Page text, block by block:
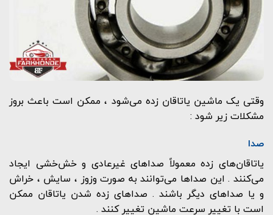
وقتی یک ماشین یاتاقان زده می‌شود ، ممکن است باعث بروز
مشکلات زیر شود :
صدا
یاتاقان‌های زده معمولاً صداهای غیرعادی و خش‌خشی ایجاد
می‌کنند . این صداها می‌توانند به صورت وزوز ، سایش ، خراش
و یا صداهای دیگر باشند . صداهای زده شدن یاتاقان ممکن
است با تغییر سرعت ماشین تغییر کنند .